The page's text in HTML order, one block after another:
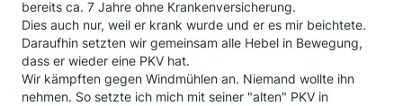
bereits ca. 7 Jahre ohne Krankenversicherung.
Dies auch nur, weil er krank wurde und er es mir beichtete.
Daraufhin setzten wir gemeinsam alle Hebel in Bewegung,
dass er wieder eine PKV hat.
Wir kämpften gegen Windmühlen an. Niemand wollte ihn
nehmen. So setzte ich mich mit seiner "alten" PKV in